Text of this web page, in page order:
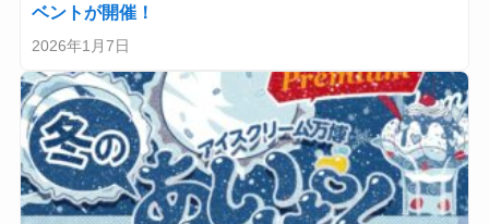
ベントが開催！
2026年1月7日